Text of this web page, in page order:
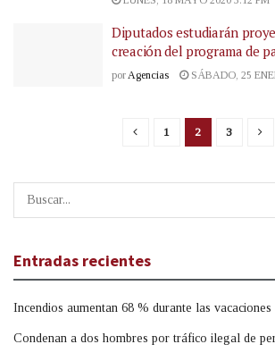
Diputados estudiarán
creación del programa de
por Agencias SÁBADO, 25
1 2 3
Entradas recientes
Incendios aumentan 68 % durante las vacaciones
Condenan a dos hombres por tráfico ilegal de